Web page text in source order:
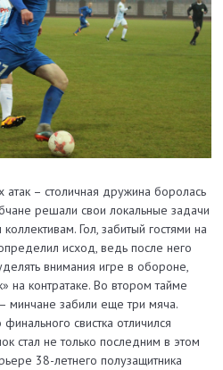
– столичная дружина боролась
решали свои локальные задачи
Гол, забитый гостями на
исход, ведь после него
внимания игре в обороне,
на контратаке. Во втором тайме
минчане забили еще три мяча.
свистка отличился
стал не только последним в этом
38-летнего полузащитника